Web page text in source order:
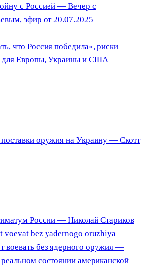
с Россией — Вечер с
эфир от 20.07.2025
что Россия победила», риски
для Европы, Украины и США —
оружия на Украину — Скотт
России — Николай Стариков
воевать без ядерного оружия —
состоянии американской